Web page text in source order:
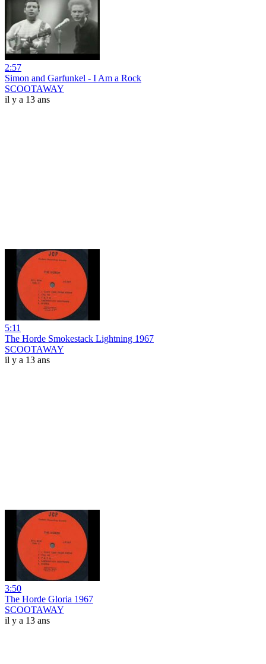
2:57
Simon and Garfunkel - I Am a Rock
SCOOTAWAY
il y a 13 ans
5:11
The Horde Smokestack Lightning 1967
SCOOTAWAY
il y a 13 ans
3:50
The Horde Gloria 1967
SCOOTAWAY
il y a 13 ans